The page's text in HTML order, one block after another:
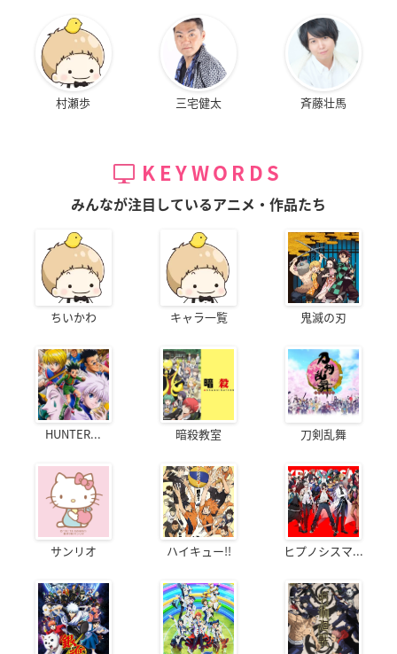
村瀬歩 三宅健太 斉藤壮馬
KEYWORDS
みんなが注目しているアニメ・作品たち
ちいかわ キャラ一覧 鬼滅の刃
HUNTER... 暗殺教室 刀剣乱舞
サンリオ ハイキュー!! ヒプノシスマ...